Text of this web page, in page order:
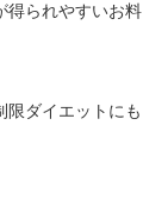
得られやすいお料
限ダイエットにも